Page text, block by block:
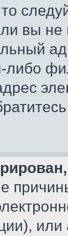
вы
либо